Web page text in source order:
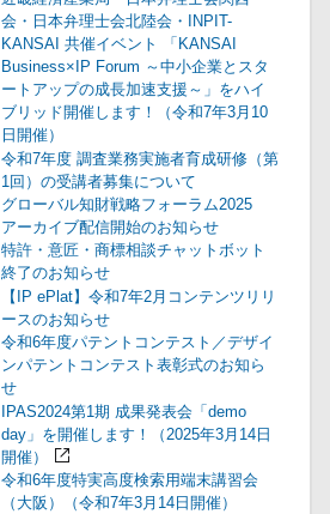
会・日本弁理士会北陸会・INPIT-
KANSAI 共催イベント 「KANSAI
Business×IP Forum ～中小企業とスタ
ートアップの成長加速支援～」をハイ
ブリッド開催します！（令和7年3月10
日開催）
令和7年度 調査業務実施者育成研修（第
1回）の受講者募集について
グローバル知財戦略フォーラム2025
アーカイブ配信開始のお知らせ
特許・意匠・商標相談チャットボット
終了のお知らせ
【IP ePlat】令和7年2月コンテンツリリ
ースのお知らせ
令和6年度パテントコンテスト／デザイ
ンパテントコンテスト表彰式のお知ら
せ
IPAS2024第1期 成果発表会「demo
day」を開催します！（2025年3月14日
開催）
令和6年度特実高度検索用端末講習会
（大阪）（令和7年3月14日開催）